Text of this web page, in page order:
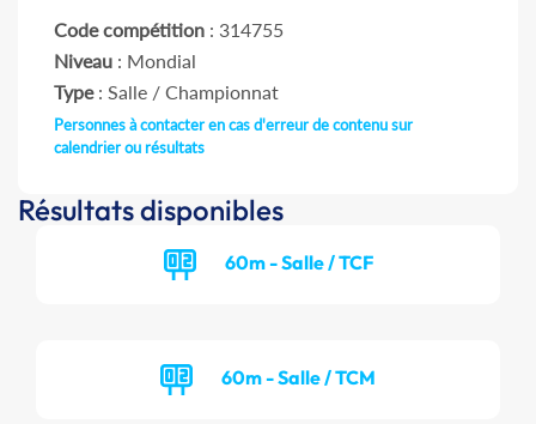
Code compétition : 314755
Niveau : Mondial
Type: Salle / Championnat
Personnes à contacter en cas d'erreur de contenu sur
calendrier ou résultats
Résultats disponibles
60m - Salle / TCF
60m - Salle / TCM